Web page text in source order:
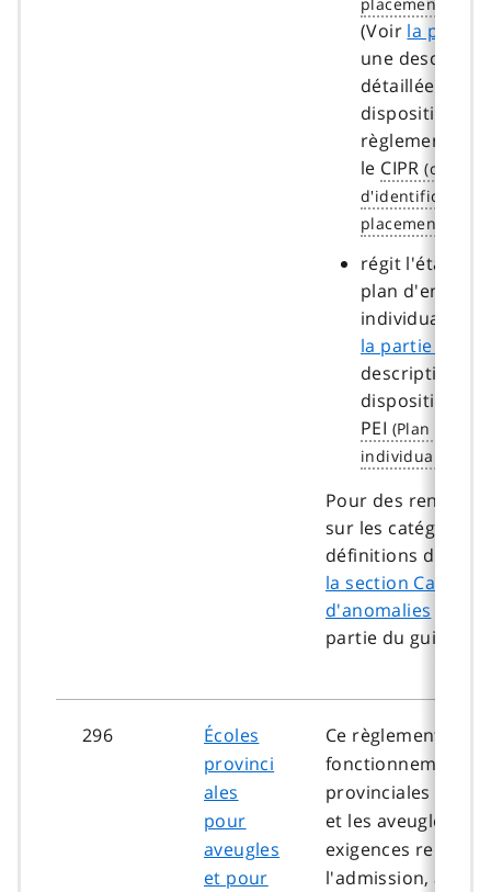
(Voir la partie
une
détaillée des
dispositions
règlement
le CIPR
régit
plan
individualisé (
la partie E
description
dispositions
PEI
Pour des
sur les catégories
définitions
la section
d'anomalies
partie du guide.
296
Écoles
provinci
ales
pour
aveugles
et pour
Ce règlement régit
fonctionnement
provinciales pour
et les aveugles et
exigences
l'admission, aux